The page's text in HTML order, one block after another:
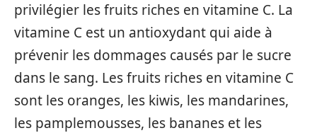
privilégier les fruits riches en vitamine C. La
vitamine C est un antioxydant qui aide à
prévenir les dommages causés par le sucre
dans le sang. Les fruits riches en vitamine C
sont les oranges, les kiwis, les mandarines,
les pamplemousses, les bananes et les